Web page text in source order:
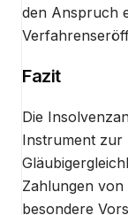
den Anspruch
Fazit
Die
Instrument zur
Zahlungen
besondere